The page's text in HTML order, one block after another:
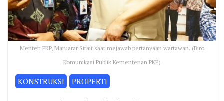
Menteri PKP, Maruarar Sirait saat mejawab pertanyaan wartawan. (Biro
Komunikasi Publik Kementerian PKP)
KONSTRUKSI PROPERTI